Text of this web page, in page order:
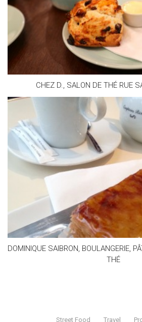
CHEZ D., SALON DE THÉ RUE
DOMINIQUE SAIBRON, BOULANGERIE,
THÉ
Street Food Travel